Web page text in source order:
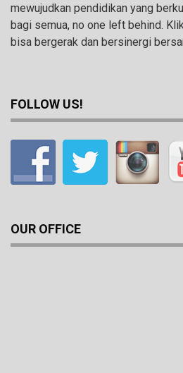
mewujudkan pendidikan yang
bagi semua, no one left behind.
bisa bergerak dan bersinergi
FOLLOW US!
OUR OFFICE